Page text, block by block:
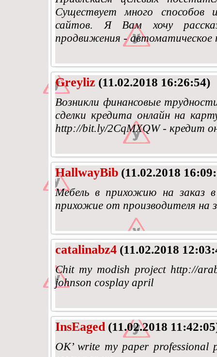
Существует много
сайтов. Я Вам хочу
продвижения -
Greyliz (11.02.2018 16:26:54)
Возникли финансовые
сделки кредита онлайн на
http://bit.ly/2CqMXQW - кредит
HallwayBib (11.02.2018
Мебель в прихожию на заказ
прихожие от производителя на
catalinabz4 (11.02.2018
Chit my modish project http://
johnson cosplay april
InsEaged (11.02.2018
OK’ write my paper